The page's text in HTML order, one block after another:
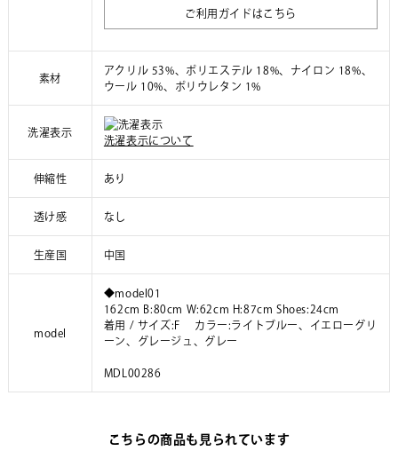
ご利用ガイドはこちら
素材
アクリル 53%、ポリエステル 18%、ナイロン 18%、
ウール 10%、ポリウレタン 1%
洗濯表示
洗濯表示について
伸縮性 あり
透け感 なし
生産国 中国
model
◆model01
162cm B:80cm W:62cm H:87cm Shoes:24cm
着用 / サイズ:F カラー:ライトブルー、イエローグリ
ーン、グレージュ、グレー
MDL00286
こちらの商品も見られています